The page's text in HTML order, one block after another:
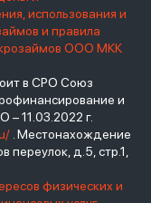
использования и
и правила
ООО МКК
в СРО Союз
и
– 11.03.2022 г.
. Местонахождение
д.5, стр.1,
физических и